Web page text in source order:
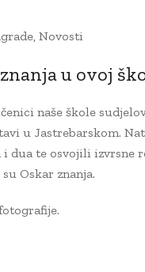
, Novosti
u ovoj
naše škole
u Jastrebarskom.
dua te osvojili izvrsne
Oskar znanja.